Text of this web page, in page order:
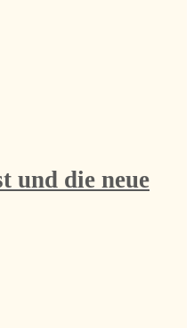
und die neue